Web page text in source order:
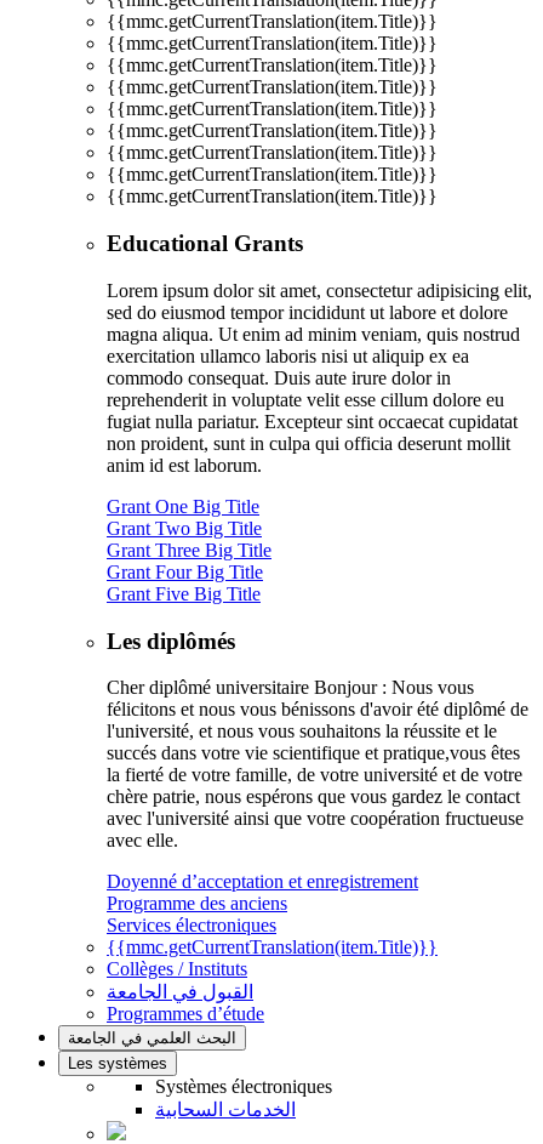
{{mmc.getCurrentTranslation(item.Title)}}
{{mmc.getCurrentTranslation(item.Title)}}
{{mmc.getCurrentTranslation(item.Title)}}
{{mmc.getCurrentTranslation(item.Title)}}
{{mmc.getCurrentTranslation(item.Title)}}
{{mmc.getCurrentTranslation(item.Title)}}
{{mmc.getCurrentTranslation(item.Title)}}
{{mmc.getCurrentTranslation(item.Title)}}
{{mmc.getCurrentTranslation(item.Title)}}
Educational Grants
Lorem ipsum dolor sit amet, consectetur adipisicing elit,
sed do eiusmod tempor incididunt ut labore et dolore
magna aliqua. Ut enim ad minim veniam, quis nostrud
exercitation ullamco laboris nisi ut aliquip ex ea
commodo consequat. Duis aute irure dolor in
reprehenderit in voluptate velit esse cillum dolore eu
fugiat nulla pariatur. Excepteur sint occaecat cupidatat
non proident, sunt in culpa qui officia deserunt mollit
anim id est laborum.
Grant One Big Title
Grant Two Big Title
Grant Three Big Title
Grant Four Big Title
Grant Five Big Title
Les diplômés
Cher diplômé universitaire Bonjour : Nous vous
félicitons et nous vous bénissons d'avoir été diplômé de
l'université, et nous vous souhaitons la réussite et le
succés dans votre vie scientifique et pratique,vous êtes
la fierté de votre famille, de votre université et de votre
chère patrie, nous espérons que vous gardez le contact
avec l'université ainsi que votre coopération fructueuse
avec elle.
Doyenné d’acceptation et enregistrement
Programme des anciens
Services électroniques
{{mmc.getCurrentTranslation(item.Title)}}
Collèges / Instituts
القبول في الجامعة
Programmes d’étude
البحث العلمي في الجامعة
Les systèmes
Systèmes électroniques
الخدمات السحابية